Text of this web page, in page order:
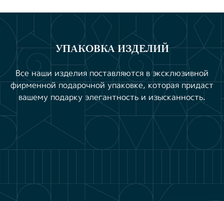
УПАКОВКА ИЗДЕЛИЙ
Все наши изделия поставляются в эксклюзивной
фирменной подарочной упаковке, которая придаст
вашему подарку элегантность и изысканность.